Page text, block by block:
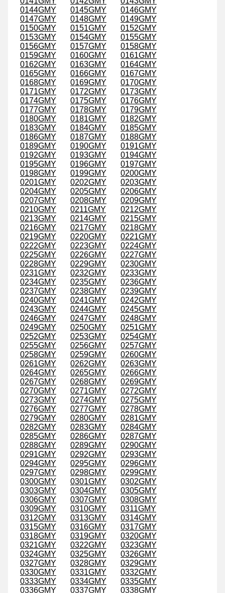
0144GMY
0145GMY
0146GMY
0147GMY
0148GMY
0149GMY
0150GMY
0151GMY
0152GMY
0153GMY
0154GMY
0155GMY
0156GMY
0157GMY
0158GMY
0159GMY
0160GMY
0161GMY
0162GMY
0163GMY
0164GMY
0165GMY
0166GMY
0167GMY
0168GMY
0169GMY
0170GMY
0171GMY
0172GMY
0173GMY
0174GMY
0175GMY
0176GMY
0177GMY
0178GMY
0179GMY
0180GMY
0181GMY
0182GMY
0183GMY
0184GMY
0185GMY
0186GMY
0187GMY
0188GMY
0189GMY
0190GMY
0191GMY
0192GMY
0193GMY
0194GMY
0195GMY
0196GMY
0197GMY
0198GMY
0199GMY
0200GMY
0201GMY
0202GMY
0203GMY
0204GMY
0205GMY
0206GMY
0207GMY
0208GMY
0209GMY
0210GMY
0211GMY
0212GMY
0213GMY
0214GMY
0215GMY
0216GMY
0217GMY
0218GMY
0219GMY
0220GMY
0221GMY
0222GMY
0223GMY
0224GMY
0225GMY
0226GMY
0227GMY
0228GMY
0229GMY
0230GMY
0231GMY
0232GMY
0233GMY
0234GMY
0235GMY
0236GMY
0237GMY
0238GMY
0239GMY
0240GMY
0241GMY
0242GMY
0243GMY
0244GMY
0245GMY
0246GMY
0247GMY
0248GMY
0249GMY
0250GMY
0251GMY
0252GMY
0253GMY
0254GMY
0255GMY
0256GMY
0257GMY
0258GMY
0259GMY
0260GMY
0261GMY
0262GMY
0263GMY
0264GMY
0265GMY
0266GMY
0267GMY
0268GMY
0269GMY
0270GMY
0271GMY
0272GMY
0273GMY
0274GMY
0275GMY
0276GMY
0277GMY
0278GMY
0279GMY
0280GMY
0281GMY
0282GMY
0283GMY
0284GMY
0285GMY
0286GMY
0287GMY
0288GMY
0289GMY
0290GMY
0291GMY
0292GMY
0293GMY
0294GMY
0295GMY
0296GMY
0297GMY
0298GMY
0299GMY
0300GMY
0301GMY
0302GMY
0303GMY
0304GMY
0305GMY
0306GMY
0307GMY
0308GMY
0309GMY
0310GMY
0311GMY
0312GMY
0313GMY
0314GMY
0315GMY
0316GMY
0317GMY
0318GMY
0319GMY
0320GMY
0321GMY
0322GMY
0323GMY
0324GMY
0325GMY
0326GMY
0327GMY
0328GMY
0329GMY
0330GMY
0331GMY
0332GMY
0333GMY
0334GMY
0335GMY
0336GMY
0337GMY
0338GMY